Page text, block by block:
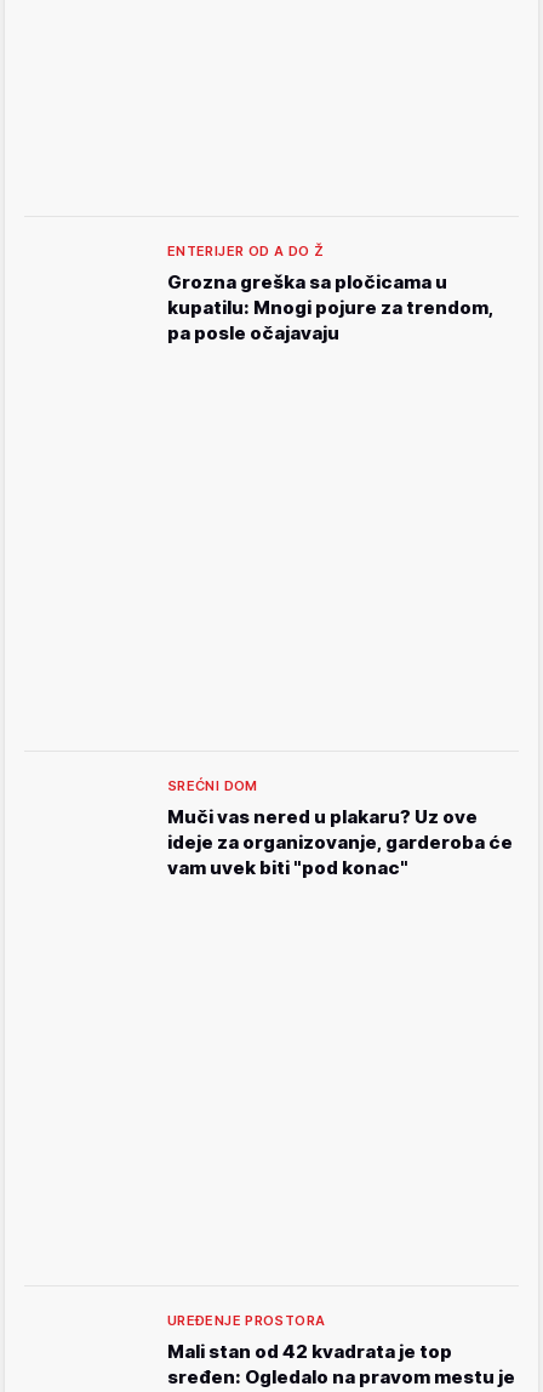
ENTERIJER OD A DO Ž
Grozna greška sa pločicama u
kupatilu: Mnogi pojure za trendom,
pa posle očajavaju
SREĆNI DOM
Muči vas nered u plakaru? Uz ove
ideje za organizovanje, garderoba će
vam uvek biti "pod konac"
UREĐENJE PROSTORA
Mali stan od 42 kvadrata je top
sređen: Ogledalo na pravom mestu je